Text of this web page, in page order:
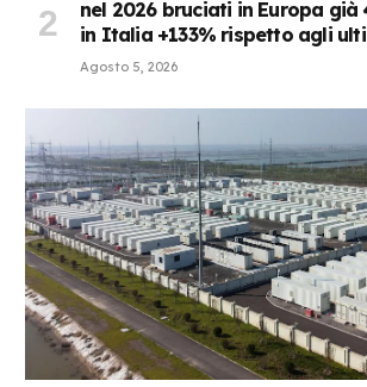
nel 2026 bruciati in Europa già
in Italia +133% rispetto agli
Agosto 5, 2026